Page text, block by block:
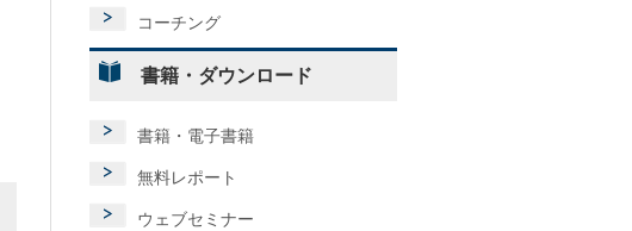
コーチング
書籍・ダウンロード
書籍・電子書籍
無料レポート
ウェブセミナー